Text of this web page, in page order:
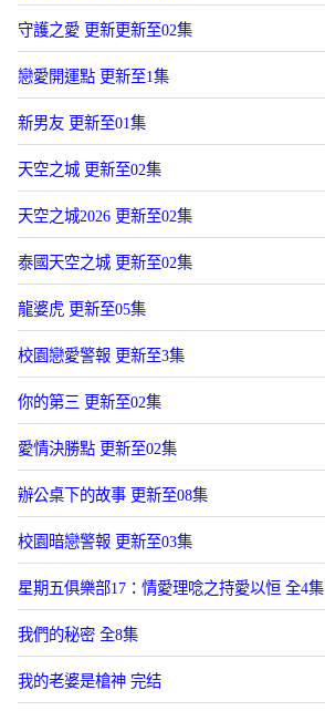
守護之愛 更新更新至02集
戀愛開運點 更新至1集
新男友 更新至01集
天空之城 更新至02集
天空之城2026 更新至02集
泰國天空之城 更新至02集
龍婆虎 更新至05集
校園戀愛警報 更新至3集
你的第三 更新至02集
愛情決勝點 更新至02集
辦公桌下的故事 更新至08集
校園暗戀警報 更新至03集
星期五俱樂部17：情愛理唸之持愛以恒 全4集
我們的秘密 全8集
我的老婆是槍神 完结